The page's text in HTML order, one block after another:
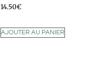
14.50€
AJOUTER AU PANIER